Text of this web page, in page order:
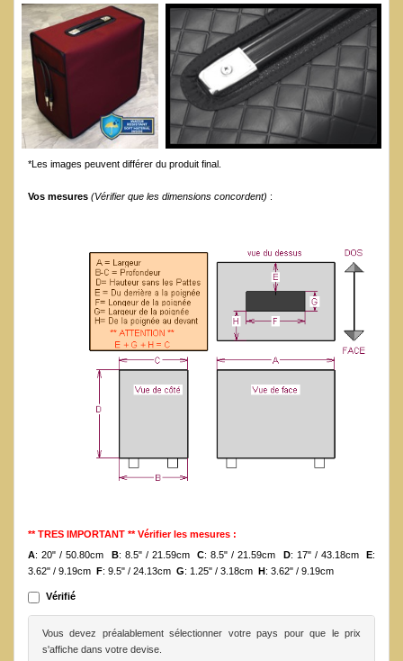
*Les images peuvent différer du produit final.
Vos mesures (Vérifier que les dimensions concordent) :
** TRES IMPORTANT ** Vérifier les mesures :
A: 20" / 50.80cm B: 8.5" / 21.59cm C: 8.5" / 21.59cm D: 17" / 43.18cm E:
3.62" / 9.19cm
F: 9.5" / 24.13cm G: 1.25" / 3.18cm H : 3.62" / 9.19cm
Vérifié
Vous devez préalablement sélectionner votre pays pour que le prix
s'affiche dans votre devise.